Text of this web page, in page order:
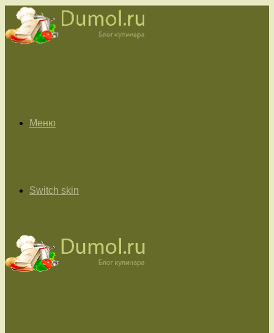
Меню
Switch skin